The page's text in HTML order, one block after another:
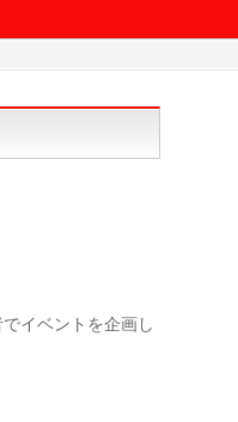
イベントを企画し